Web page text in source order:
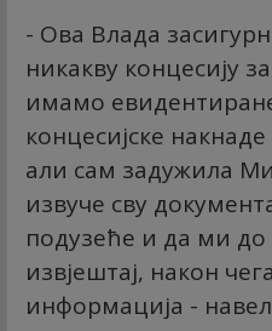
- Ова Влада
никакву концесију
имамо
концесијске
али сам задужила
извуче сву
подузеће и да ми до
извјештај, након
информација -